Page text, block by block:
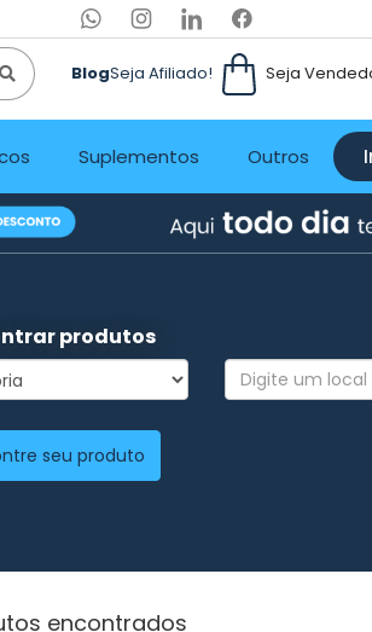
BlogSeja Afiliado! Seja
Suplementos Outros
produtos
seu produto
encontrados